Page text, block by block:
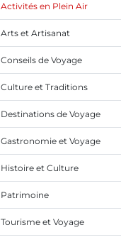
Activités en Plein Air
Arts et Artisanat
Conseils de Voyage
Culture et Traditions
Destinations de Voyage
Gastronomie et Voyage
Histoire et Culture
Patrimoine
Tourisme et Voyage